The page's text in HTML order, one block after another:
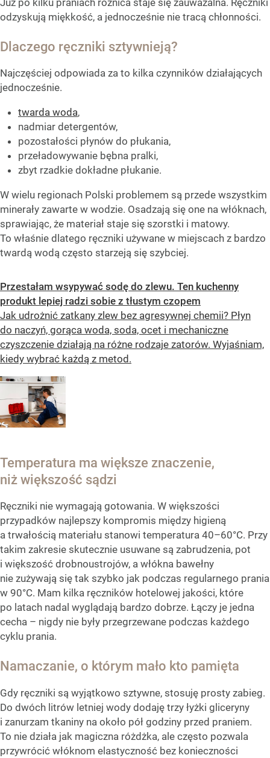
odzyskują miękkość, a jednocześnie nie tracą chłonności.
Dlaczego ręczniki sztywnieją?
Najczęściej odpowiada za to kilka czynników działających
jednocześnie.
twarda woda,
nadmiar detergentów,
pozostałości płynów do płukania,
przeładowywanie bębna pralki,
zbyt rzadkie dokładne płukanie.
W wielu regionach Polski problemem są przede wszystkim
minerały zawarte w wodzie. Osadzają się one na włóknach,
sprawiając, że materiał staje się szorstki i matowy.
To właśnie dlatego ręczniki używane w miejscach z bardzo
twardą wodą często starzeją się szybciej.
Przestałam wsypywać sodę do zlewu. Ten kuchenny
produkt lepiej radzi sobie z tłustym czopem
Jak udrożnić zatkany zlew bez agresywnej chemii? Płyn
do naczyń, gorąca woda, soda, ocet i mechaniczne
czyszczenie działają na różne rodzaje zatorów. Wyjaśniam,
kiedy wybrać każdą z metod.
Temperatura ma większe znaczenie,
niż większość sądzi
Ręczniki nie wymagają gotowania. W większości
przypadków najlepszy kompromis między higieną
a trwałością materiału stanowi temperatura 40–60°C. Przy
takim zakresie skutecznie usuwane są zabrudzenia, pot
i większość drobnoustrojów, a włókna bawełny
nie zużywają się tak szybko jak podczas regularnego prania
w 90°C. Mam kilka ręczników hotelowej jakości, które
po latach nadal wyglądają bardzo dobrze. Łączy je jedna
cecha – nigdy nie były przegrzewane podczas każdego
cyklu prania.
Namaczanie, o którym mało kto pamięta
Gdy ręczniki są wyjątkowo sztywne, stosuję prosty zabieg.
Do dwóch litrów letniej wody dodaję trzy łyżki gliceryny
i zanurzam tkaniny na około pół godziny przed praniem.
To nie działa jak magiczna różdżka, ale często pozwala
przywrócić włóknom elastyczność bez konieczności